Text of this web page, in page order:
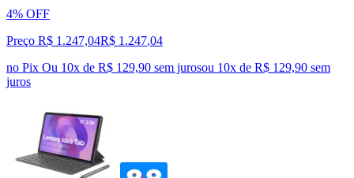
4% OFF
Preço R$ 1.247,04R$ 1.247,04
no Pix Ou 10x de R$ 129,90 sem jurosou 10x de R$ 129,90 sem
juros